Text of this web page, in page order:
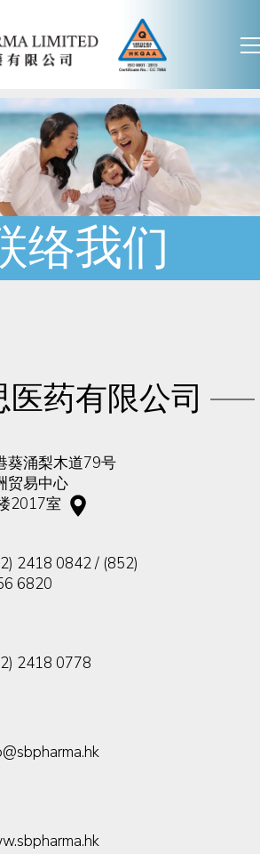
络我们
医药有限公司
葵涌梨木道79号
贸易中心
2017室
2418 0842 / (852)
6820
2418 0778